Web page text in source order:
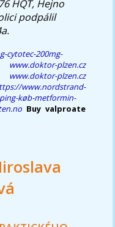
HQT, Hejno
podpálil
cytotec-200mg-
www.doktor-plzen.cz
www.doktor-plzen.cz
www.nordstrand-
køb-metformin-
Buy valproate